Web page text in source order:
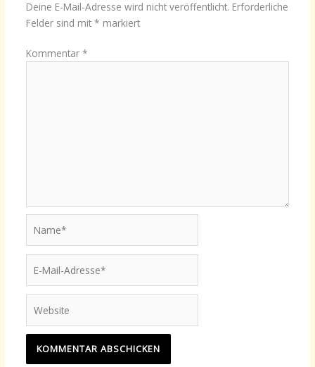
Deine E-Mail-Adresse wird nicht veröffentlicht. Erforderliche
Felder sind mit * markiert
Kommentar *
Mail-
Adresse*